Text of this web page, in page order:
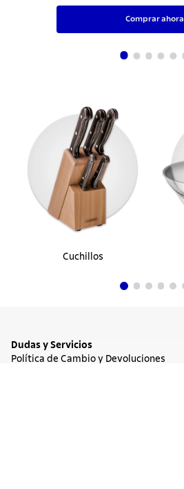
Comprar ahora
Cuchillos
Dudas y Servicios
Política de Cambio y Devoluciones